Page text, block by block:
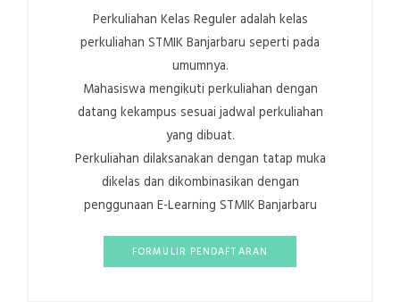
Perkuliahan Kelas Reguler adalah kelas
perkuliahan STMIK Banjarbaru seperti pada
umumnya.
Mahasiswa mengikuti perkuliahan dengan
datang kekampus sesuai jadwal perkuliahan
yang dibuat.
Perkuliahan dilaksanakan dengan tatap muka
dikelas dan dikombinasikan dengan
penggunaan E-Learning STMIK Banjarbaru
FORMULIR PENDAFTARAN